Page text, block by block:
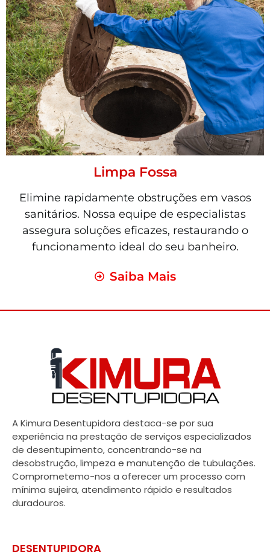
Limpa Fossa
Elimine rapidamente obstruções em vasos
sanitários. Nossa equipe de especialistas
assegura soluções eficazes, restaurando o
funcionamento ideal do seu banheiro.
Saiba Mais
A Kimura Desentupidora destaca-se por sua
experiência na prestação de serviços especializados
de desentupimento, concentrando-se na
desobstrução, limpeza e manutenção de tubulações.
Comprometemo-nos a oferecer um processo com
mínima sujeira, atendimento rápido e resultados
duradouros.
DESENTUPIDORA